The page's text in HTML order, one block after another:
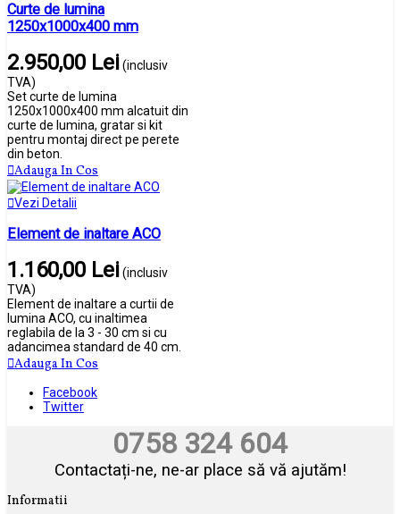
Curte de lumina
1250x1000x400 mm
2.950,00 Lei(inclusiv
TVA)
Set curte de lumina
1250x1000x400 mm alcatuit din
curte de lumina, gratar si kit
pentru montaj direct pe perete
din beton.
Adauga In Cos
Vezi Detalii
Element de inaltare ACO
1.160,00 Lei(inclusiv
TVA)
Element de inaltare a curtii de
lumina ACO, cu inaltimea
reglabila de la 3 - 30 cm si cu
adancimea standard de 40 cm.
Adauga In Cos
Facebook
Twitter
0758 324 604
Contactați-ne, ne-ar place să vă ajutăm!
Informatii